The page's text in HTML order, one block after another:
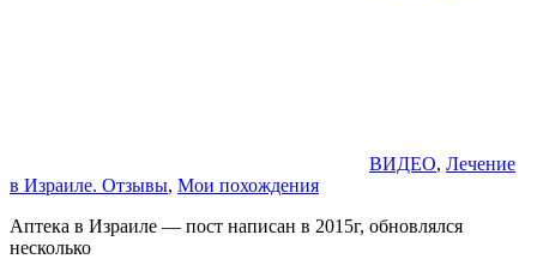
ВИДЕО, Лечение
в Израиле. Отзывы, Мои похождения
Аптека в Израиле — пост написан в 2015г, обновлялся
несколько